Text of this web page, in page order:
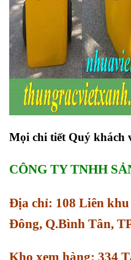
Mọi chi tiết Quý khách
CÔNG TY TNHH
Địa chỉ: 108 Liên khu
Đông, Q.Bình Tân,